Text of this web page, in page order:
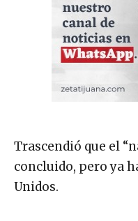
Trascendió que el
concluido, pero ya
Unidos.